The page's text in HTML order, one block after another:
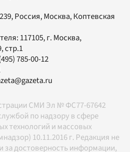
Россия, Москва, Коптевская
117105, г. Москва,
стр.1
785-00-12
СМИ Эл № ФС77-67642
по надзору в сфере
технологий и массовых
10.11.2016 г. Редакция не
за достоверность информации,